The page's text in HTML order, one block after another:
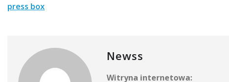
press box
Newss
Witryna internetowa: